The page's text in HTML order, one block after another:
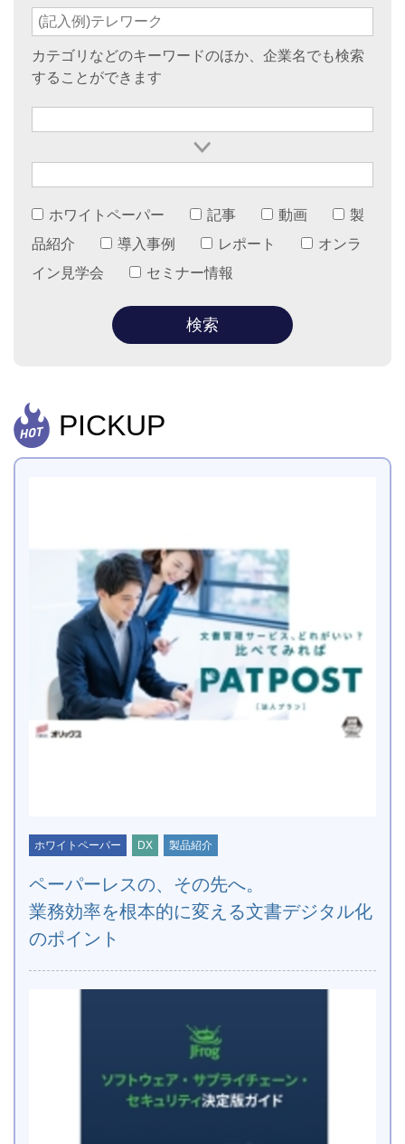
カテゴリなどのキーワードのほか、企業名でも検索
することができます
ホワイトペーパー 記事 動画
製
品紹介
導入事例 レポート
オンラ
イン見学会
セミナー情報
PICKUP
ホワイトペーパー DX 製品紹介
ペーパーレスの、その先へ。
業務効率を根本的に変える文書デジタル化
のポイント